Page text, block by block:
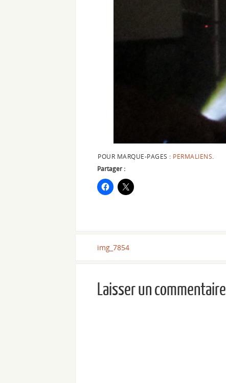
POUR MARQUE-PAGES : PERMALIENS
Partager :
img_7854
Laisser un commentaire